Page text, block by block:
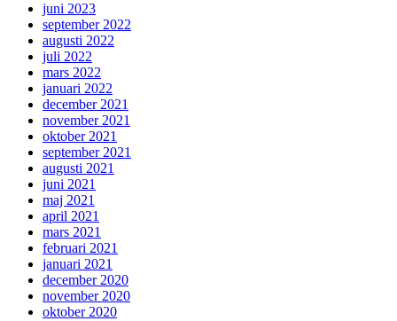
juni 2023
september 2022
augusti 2022
juli 2022
mars 2022
januari 2022
december 2021
november 2021
oktober 2021
september 2021
augusti 2021
juni 2021
maj 2021
april 2021
mars 2021
februari 2021
januari 2021
december 2020
november 2020
oktober 2020